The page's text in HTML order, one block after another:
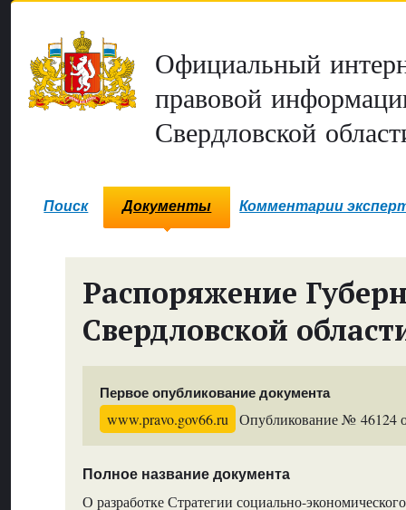
Официальный
правовой
Свердловской
Поиск Документы Комментарии
Распоряжение
Свердловской
Первое опубликование документа
www.pravo.gov66.ru Опубликование № 46124
Полное название документа
О разработке Стратегии социально-